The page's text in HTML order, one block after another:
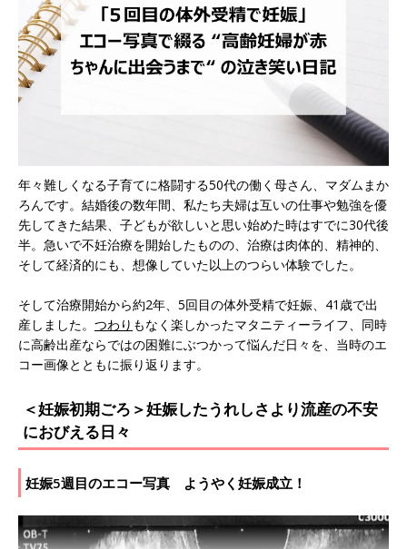
年々難しくなる子育てに格闘する50代の働く母さん、マダムまか
ろんです。結婚後の数年間、私たち夫婦は互いの仕事や勉強を優
先してきた結果、子どもが欲しいと思い始めた時はすでに30代後
半。急いで不妊治療を開始したものの、治療は肉体的、精神的、
そして経済的にも、想像していた以上のつらい体験でした。
そして治療開始から約2年、5回目の体外受精で妊娠、41歳で出
産しました。 つわり もなく楽しかったマタニティーライフ、同時
に高齢出産ならではの困難にぶつかって悩んだ日々を、当時のエ
コー画像とともに振り返ります。
＜妊娠初期ごろ＞妊娠したうれしさより流産の不安
におびえる日々
妊娠5週目のエコー写真 ようやく妊娠成立！